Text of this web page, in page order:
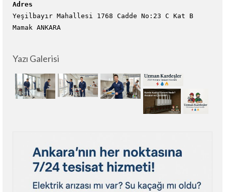
Adres
Yeşilbayır Mahallesi 1768 Cadde No:23 C Kat B
Mamak ANKARA
Yazı Galerisi